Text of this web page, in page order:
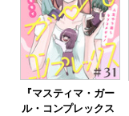
『マスティマ・ガー
ル・コンプレックス